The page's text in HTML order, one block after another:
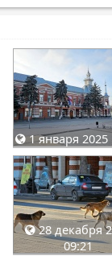
1 января 2025
28 декабря
09:21